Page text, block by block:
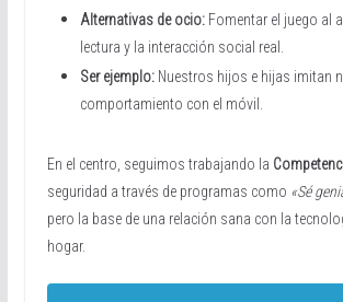
Alternativas de ocio:Fomentar el juego al
lectura y la interacción social real.
Ser ejemplo: Nuestros hijos e hijas imitan
comportamiento con el móvil.
En el centro, seguimos trabajando la
seguridad a través de programas como «Sé
pero la base de una relación sana con la
hogar.